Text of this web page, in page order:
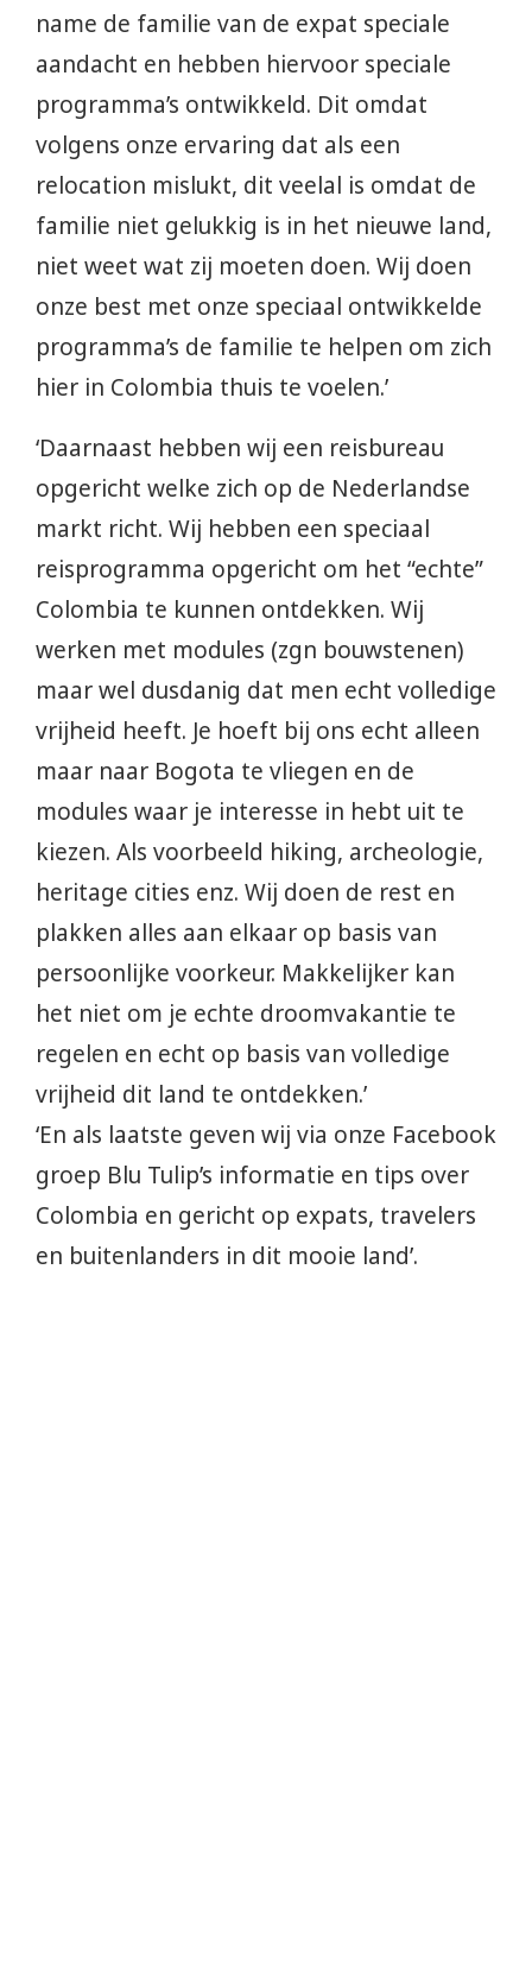
name de familie van de expat speciale
aandacht en hebben hiervoor speciale
programma’s ontwikkeld. Dit omdat
volgens onze ervaring dat als een
relocation mislukt, dit veelal is omdat de
familie niet gelukkig is in het nieuwe land,
niet weet wat zij moeten doen. Wij doen
onze best met onze speciaal ontwikkelde
programma’s de familie te helpen om zich
hier in Colombia thuis te voelen.’
‘Daarnaast hebben wij een reisbureau
opgericht welke zich op de Nederlandse
markt richt. Wij hebben een speciaal
reisprogramma opgericht om het “echte”
Colombia te kunnen ontdekken. Wij
werken met modules (zgn bouwstenen)
maar wel dusdanig dat men echt volledige
vrijheid heeft. Je hoeft bij ons echt alleen
maar naar Bogota te vliegen en de
modules waar je interesse in hebt uit te
kiezen. Als voorbeeld hiking, archeologie,
heritage cities enz. Wij doen de rest en
plakken alles aan elkaar op basis van
persoonlijke voorkeur. Makkelijker kan
het niet om je echte droomvakantie te
regelen en echt op basis van volledige
vrijheid dit land te ontdekken.’
‘En als laatste geven wij via onze Facebook
groep Blu Tulip’s informatie en tips over
Colombia en gericht op expats, travelers
en buitenlanders in dit mooie land’.